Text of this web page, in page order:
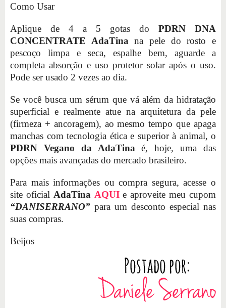
Como Usar
Aplique de 4 a 5 gotas do PDRN DNA
CONCENTRATE AdaTina na pele do rosto e
pescoço limpa e seca, espalhe bem, aguarde a
completa absorção e uso protetor solar após o uso.
Pode ser usado 2 vezes ao dia.
Se você busca um sérum que vá além da hidratação
superficial e realmente atue na arquitetura da pele
(firmeza + ancoragem), ao mesmo tempo que apaga
manchas com tecnologia ética e superior à animal, o
PDRN Vegano da AdaTina é, hoje, uma das
opções mais avançadas do mercado brasileiro.
Para mais informações ou compra segura, acesse o
site oficial AdaTina AQUIe aproveite meu cupom
“DANISERRANO” para um desconto especial nas
suas compras.
Beijos